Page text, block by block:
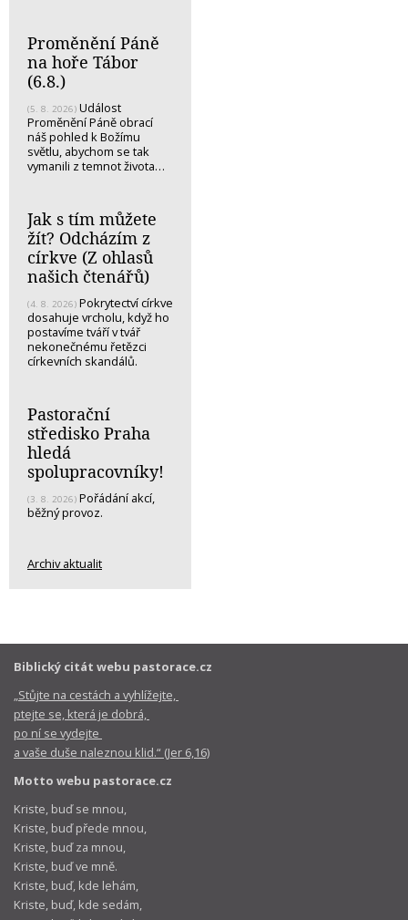
Proměnění Páně
na hoře Tábor
(6.8.)
(5. 8. 2026) Událost
Proměnění Páně obrací
náš pohled k Božímu
světlu, abychom se tak
vymanili z temnot života…
Jak s tím můžete
žít? Odcházím z
církve (Z ohlasů
našich čtenářů)
(4. 8. 2026) Pokrytectví církve
dosahuje vrcholu, když ho
postavíme tváří v tvář
nekonečnému řetězci
církevních skandálů.
Pastorační
středisko Praha
hledá
spolupracovníky!
(3. 8. 2026) Pořádání akcí,
běžný provoz.
Archiv aktualit
Biblický citát webu pastorace.cz
„Stůjte na cestách a vyhlížejte,
ptejte se, která je dobrá,
po ní se vydejte
a vaše duše naleznou klid.“ (Jer 6,16)
Motto webu pastorace.cz
Kriste, buď se mnou,
Kriste, buď přede mnou,
Kriste, buď za mnou,
Kriste, buď ve mně.
Kriste, buď, kde lehám,
Kriste, buď, kde sedám,